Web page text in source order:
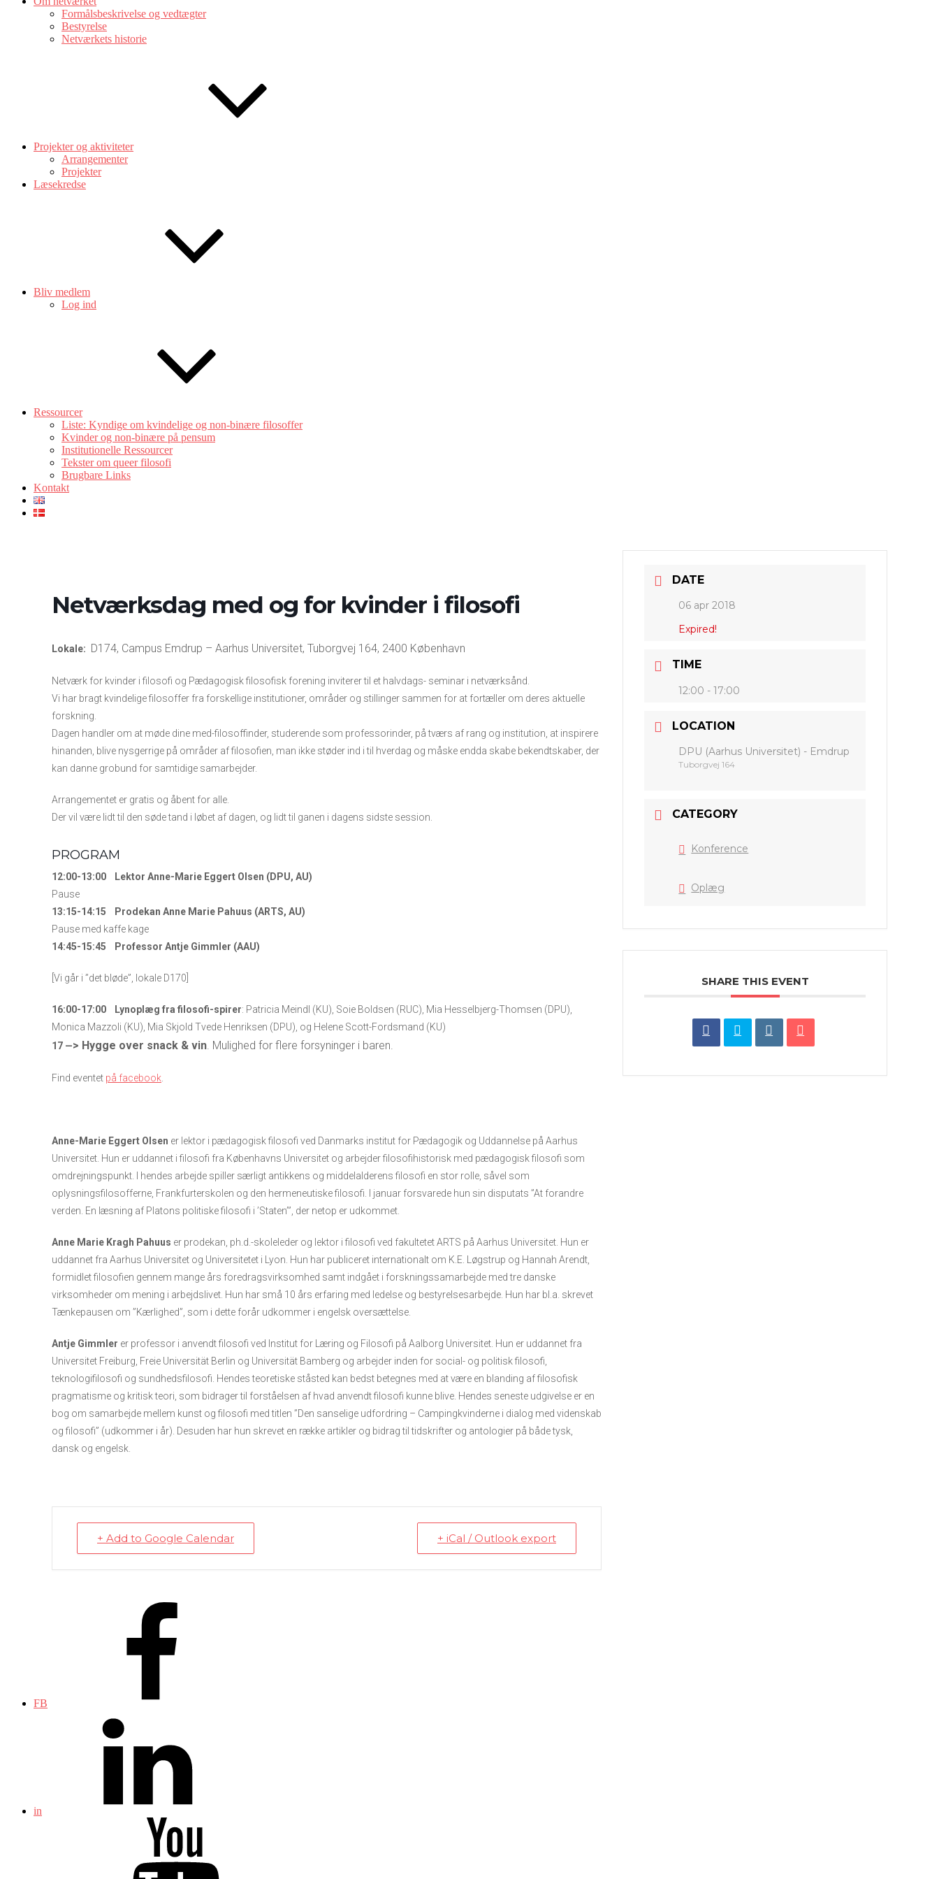
Formålsbeskrivelse og vedtægter
Bestyrelse
Netværkets historie
Projekter og aktiviteter
Arrangementer
Projekter
Læsekredse
Bliv medlem
Log ind
Ressourcer
Liste: Kyndige om kvindelige og non-binære filosoffer
Kvinder og non-binære på pensum
Institutionelle Ressourcer
Tekster om queer filosofi
Brugbare Links
Kontakt
Netværksdag med og for kvinder i filosofi
Lokale: D174, Campus Emdrup – Aarhus Universitet, Tuborgvej 164, 2400 København
Netværk for kvinder i filosofi og Pædagogisk filosofisk forening inviterer til et halvdags- seminar i netværksånd.
Vi har bragt kvindelige filosoffer fra forskellige institutioner, områder og stillinger sammen for at fortæller om deres aktuelle
forskning.
Dagen handler om at møde dine med-filosoffinder, studerende som professorinder, på tværs af rang og institution, at inspirere
hinanden, blive nysgerrige på områder af filosofien, man ikke støder ind i til hverdag og måske endda skabe bekendtskaber, der
kan danne grobund for samtidige samarbejder.
Arrangementet er gratis og åbent for alle.
Der vil være lidt til den søde tand i løbet af dagen, og lidt til ganen i dagens sidste session.
PROGRAM
12:00-13:00 Lektor Anne-Marie Eggert Olsen (DPU, AU)
Pause
13:15-14:15 Prodekan Anne Marie Pahuus (ARTS, AU)
Pause med kaffe kage
14:45-15:45 Professor Antje Gimmler (AAU)
[Vi går i ”det bløde”, lokale D170]
16:00-17:00 Lynoplæg fra filosofi-spirer: Patricia Meindl (KU), Soie Boldsen (RUC), Mia Hesselbjerg-Thomsen (DPU),
Monica Mazzoli (KU), Mia Skjold Tvede Henriksen (DPU), og Helene Scott-Fordsmand (KU)
17 —> Hygge over snack & vin. Mulighed for flere forsyninger i baren.
Find eventet på facebook
Anne-Marie Eggert Olsen er lektor i pædagogisk filosofi ved Danmarks institut for Pædagogik og Uddannelse på Aarhus
Universitet. Hun er uddannet i filosofi fra Københavns Universitet og arbejder filosofihistorisk med pædagogisk filosofi som
omdrejningspunkt. I hendes arbejde spiller særligt antikkens og middelalderens filosofi en stor rolle, såvel som
oplysningsfilosofferne, Frankfurterskolen og den hermeneutiske filosofi. I januar forsvarede hun sin disputats ”At forandre
verden. En læsning af Platons politiske filosofi i ’Staten’”, der netop er udkommet.
Anne Marie Kragh Pahuus er prodekan, ph.d.-skoleleder og lektor i filosofi ved fakultetet ARTS på Aarhus Universitet. Hun er
uddannet fra Aarhus Universitet og Universitetet i Lyon. Hun har publiceret internationalt om K.E. Løgstrup og Hannah Arendt,
formidlet filosofien gennem mange års foredragsvirksomhed samt indgået i forskningssamarbejde med tre danske
virksomheder om mening i arbejdslivet. Hun har små 10 års erfaring med ledelse og bestyrelsesarbejde. Hun har bl.a. skrevet
Tænkepausen om ”Kærlighed”, som i dette forår udkommer i engelsk oversættelse.
Antje Gimmler er professor i anvendt filosofi ved Institut for Læring og Filosofi på Aalborg Universitet. Hun er uddannet fra
Universitet Freiburg, Freie Universität Berlin og Universität Bamberg og arbejder inden for social- og politisk filosofi,
teknologifilosofi og sundhedsfilosofi. Hendes teoretiske ståsted kan bedst betegnes med at være en blanding af filosofisk
pragmatisme og kritisk teori, som bidrager til forståelsen af hvad anvendt filosofi kunne blive. Hendes seneste udgivelse er en
bog om samarbejde mellem kunst og filosofi med titlen ”Den sanselige udfordring – Campingkvinderne i dialog med videnskab
og filosofi” (udkommer i år). Desuden har hun skrevet en række artikler og bidrag til tidskrifter og antologier på både tysk,
dansk og engelsk.
+ Add to Google Calendar + iCal / Outlook export
DATE
06 apr 2018
Expired!
TIME
12:00 - 17:00
LOCATION
DPU (Aarhus Universitet) - Emdrup
Tuborgvej 164
CATEGORY
Konference
Oplæg
SHARE THIS EVENT
FB
in